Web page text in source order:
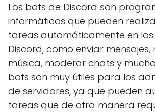
Los bots de Discord son
informáticos que pueden
tareas automáticamente en los
Discord, como enviar
música, moderar chats y
bots son muy útiles para los
de servidores, ya que pueden
tareas que de otra manera